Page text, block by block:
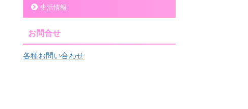
生活情報
お問合せ
各種お問い合わせ